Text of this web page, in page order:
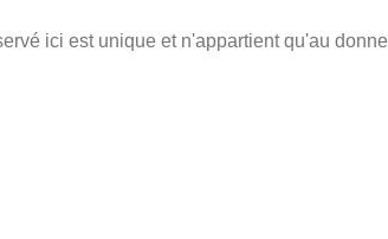
ici est unique et n'appartient qu'au